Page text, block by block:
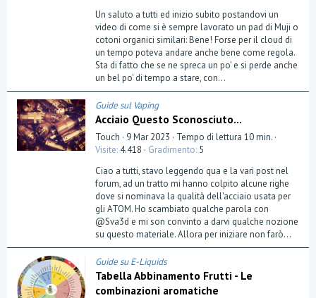
s
e
l
l
a
(
e
)
Un saluto a tutti ed inizio subito postandovi un
video di come si è sempre lavorato un pad di Muji o
cotoni organici similari: Bene! Forse per il cloud di
un tempo poteva andare anche bene come regola.
Sta di fatto che se ne spreca un po' e si perde anche
un bel po' di tempo a stare, con...
Guide sul Vaping
Acciaio Questo Sconosciuto...
Touch 9 Mar 2023
Tempo di lettura 10 min.
Visite 4.418 Gradimento 5
Ciao a tutti, stavo leggendo qua e la vari post nel
forum, ad un tratto mi hanno colpito alcune righe
dove si nominava la qualità dell'acciaio usata per
gli ATOM. Ho scambiato qualche parola con
@Sva3d e mi son convinto a darvi qualche nozione
su questo materiale. Allora per iniziare non farò...
Guide su E-Liquids
Tabella Abbinamento Frutti - Le
combinazioni aromatiche